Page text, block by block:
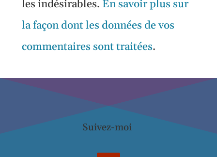
les indésirables. En savoir plus sur
la façon dont les données de vos
commentaires sont traitées.
Suivez-moi